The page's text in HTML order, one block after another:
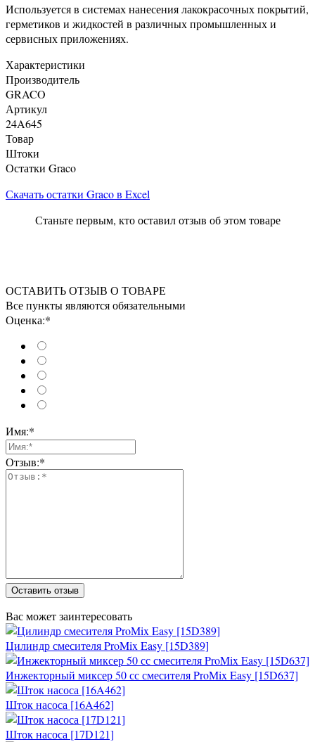
Используется в системах нанесения лакокрасочных покрытий,
герметиков и жидкостей в различных промышленных и
сервисных приложениях.
Характеристики
Производитель
GRACO
Артикул
24A645
Товар
Штоки
Остатки Graco
Скачать остатки Graco в Excel
Станьте первым, кто оставил отзыв об этом товаре
ОСТАВИТЬ ОТЗЫВ О ТОВАРЕ
Все пункты являются обязательными
Оценка:*
Имя:*
Отзыв:*
Оставить отзыв
Вас может заинтересовать
Цилиндр смесителя ProMix Easy [15D389]
Инжекторный миксер 50 сс смесителя ProMix Easy [15D637]
Шток насоса [16A462]
Шток насоса [17D121]